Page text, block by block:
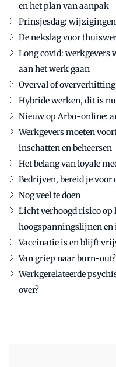
en het plan van aanpak
Prinsjesdag:
De nekslag voor
Long covid: werkgevers
aan het werk gaan
Overval of oververhitting
Hybride werken, dit is
Nieuw op Arbo-online:
Werkgevers moeten
inschatten en beheersen
Het belang van loyale
Bedrijven, bereid je
Nog veel te doen
Licht verhoogd risico op
hoogspanningslijnen
Vaccinatie is en blijft
Van griep naar burn-out?
Werkgerelateerde
over?